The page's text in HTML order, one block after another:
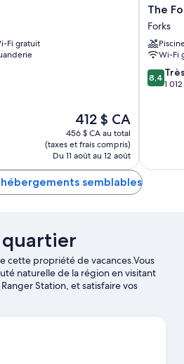
Fi gratuit
Le
prix
est
de
412 $ CA
412 $ CA
456 $ CA au total
(taxes et frais compris)
Du 11 août au 12 août
The
Forks
Motel
Forks
The
Forks
Wi-Fi
8.4
sur
8,4
1
semblables
cette propriété de vacances.Vous
naturelle de la région en visitant
Station, et satisfaire vos
Art Center et Forever Twilight
sous-marine et les sources